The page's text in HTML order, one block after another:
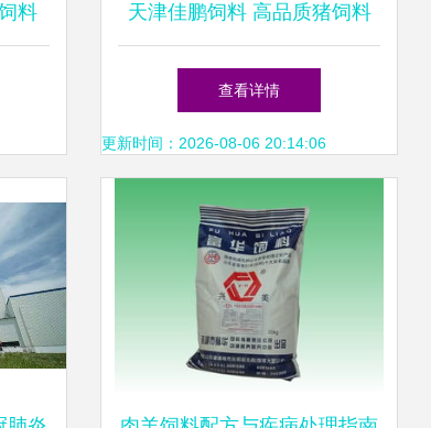
料 天津佳鹏饲料 高品质猪饲料
的专业生产厂家
查看详情
更新时间：2026-08-06 20:14:06